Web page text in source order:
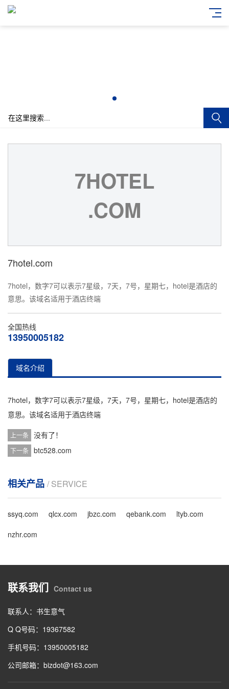
7HOTEL
.COM
7hotel.com
7hotel，数字7可以表示7星级，7天，7号，星期七，hotel是酒店的
意思。该域名适用于酒店终端
全国热线
13950005182
域名介绍
7hotel， 数字7可以表示7星级，7天，7号，星期七，hotel是酒店的
意思。该域名适用于酒店终端
上一条 没有了！
下一条 btc528.com
相关产品 / SERVICE
ssyq.com qlcx.com jbzc.com qebank.com
ltyb.com
nzhr.com
联系我们 Contact us
联系人：书生意气
Q Q号码：19367582
手机号码：13950005182
公司邮箱：bizdot@163.com